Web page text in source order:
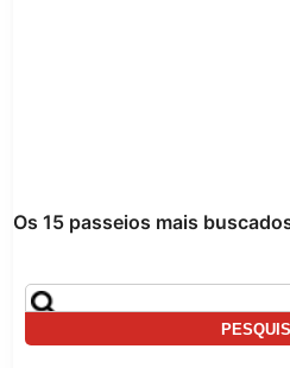
Os 15 passeios mais